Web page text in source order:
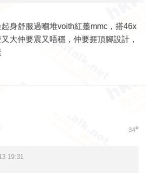
身舒服過嗰堆voith紅躉mmc，搭46x
大仲要震又唔穩，仲要捱頂腳設計，
34#
19:31